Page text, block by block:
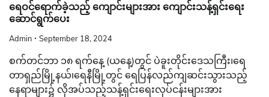
ရေဝင်ရောက်ခဲ့သည့် ကျောင်းများအား ကျောင်းသန့်ရှင်းရေး
ဆောင်ရွက်ပေး
Admin September 18, 2024
စက်တင်ဘာ ၁၈ ရက်နေ့ (ယနေ့)တွင် ပဲခူးတိုင်းဒေသကြီး၊ရေ
တာရှည်မြို့နယ်၊ရေနီမြို့တွင် ရေပြန်လည်ကျဆင်းသွားသည့်
နေရာများ၌ လိုအပ်သည့်သန့်ရှင်းရေးလုပ်ငန်းများအား